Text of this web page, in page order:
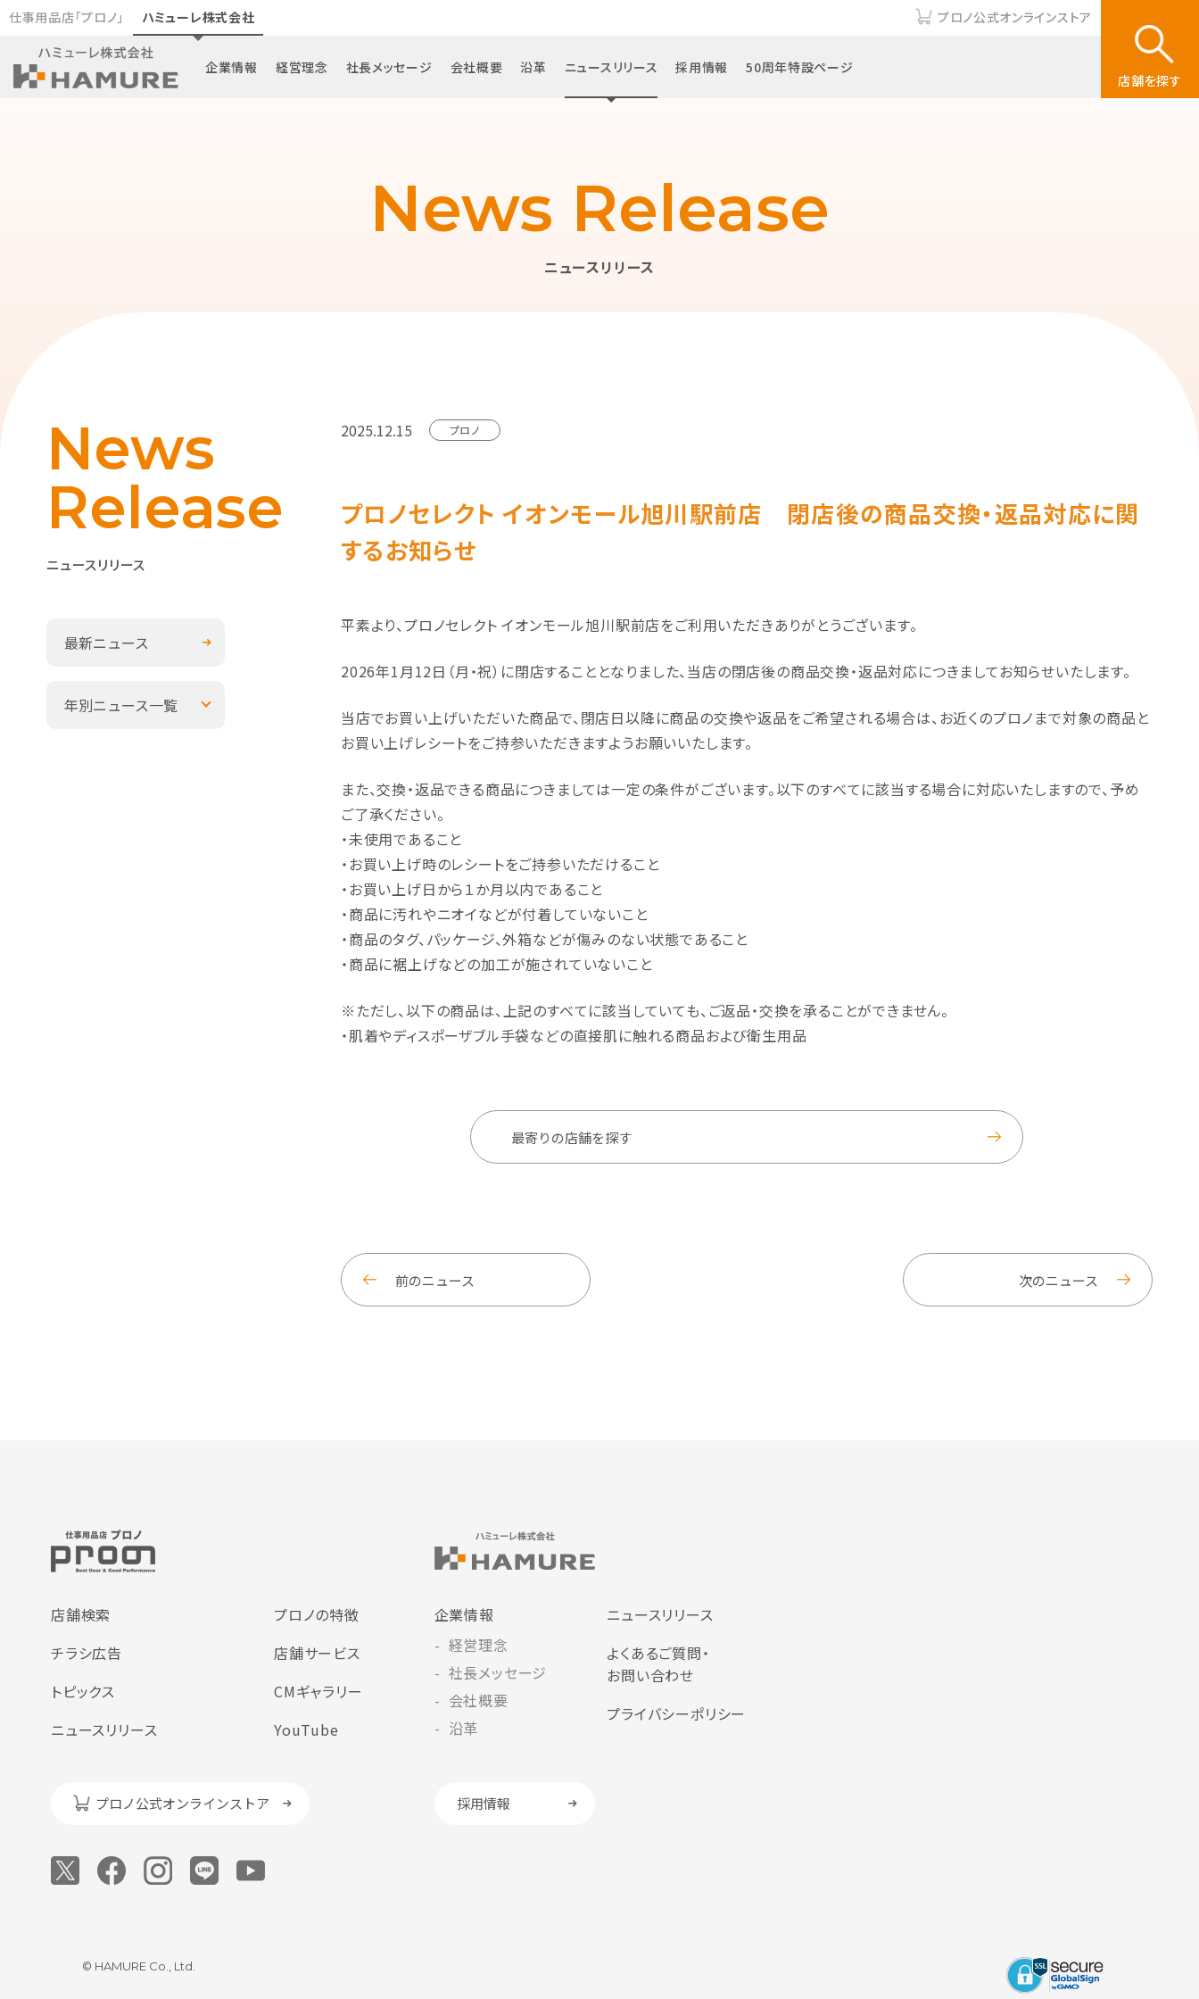
仕事用品店「プロノ」 ハミューレ株式会社 プロノ公式オンラインストア
企業情報 経営理念 社長メッセージ 会社概要 沿革 ニュースリリース 採用情報 50周年特設ページ
店舗を探す
ニュースリリース
News Release
ニュースリリース
News
Release
最新ニュース
年別ニュース一覧
2025.12.15 プロノ
プロノセレクト イオンモール旭川駅前店 閉店後の商品交換・返品対応に関
するお知らせ
平素より、プロノセレクト イオンモール旭川駅前店をご利用いただきありがとうございます。
2026年1月12日（月・祝）に閉店することとなりました、当店の閉店後の商品交換・返品対応につきましてお知らせいたします。
当店でお買い上げいただいた商品で、閉店日以降に商品の交換や返品をご希望される場合は、お近くのプロノまで対象の商品と
お買い上げレシートをご持参いただきますようお願いいたします。
また、交換・返品できる商品につきましては一定の条件がございます。以下のすべてに該当する場合に対応いたしますので、予め
ご了承ください。
・未使用であること
・お買い上げ時のレシートをご持参いただけること
・お買い上げ日から１か月以内であること
・商品に汚れやニオイなどが付着していないこと
・商品のタグ、パッケージ、外箱などが傷みのない状態であること
・商品に裾上げなどの加工が施されていないこと
※ただし、以下の商品は、上記のすべてに該当していても、ご返品・交換を承ることができません。
・肌着やディスポーザブル手袋などの直接肌に触れる商品および衛生用品
最寄りの店舗を探す
前のニュース 次のニュース
店舗検索
チラシ広告
トピックス
ニュースリリース
プロノの特徴
店舗サービス
CMギャラリー
YouTube
プロノ公式オンラインストア
企業情報
経営理念
社長メッセージ
会社概要
沿革
ニュースリリース
よくあるご質問・
お問い合わせ
プライバシーポリシー
採用情報
© HAMURE Co., Ltd.